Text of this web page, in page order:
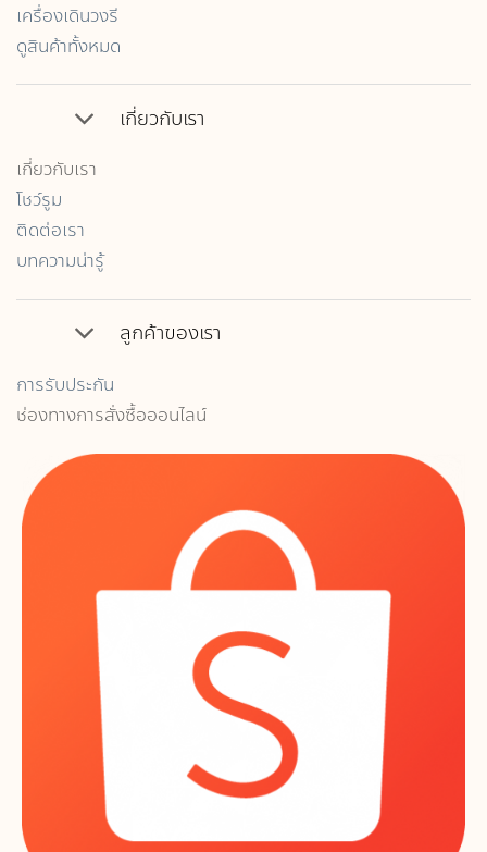
เครื่องเดินวงรี
ดูสินค้าทั้งหมด
เกี่ยวกับเรา
เกี่ยวกับเรา
โชว์รูม
ติดต่อเรา
บทความน่ารู้
ลูกค้าของเรา
การรับประกัน
ช่องทางการสั่งซื้อออนไลน์